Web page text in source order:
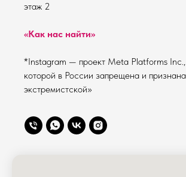
этаж 2
«Как нас найти»
*Instagram — проект Meta Platforms Inc.,
которой в России запрещена и признана
экстремистской»